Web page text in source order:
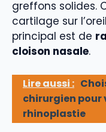
greffons solides.
cartilage sur
principal est de
cloison nasale.
Lire aussi :
chirurgien pour
rhinoplastie